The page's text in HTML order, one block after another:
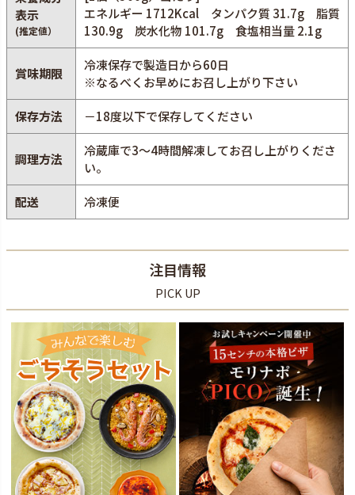
表示
(推定値）
エネルギー 1712Kcal タンパク質 31.7g 脂質
130.9g 炭水化物 101.7g 食塩相当量 2.1g
賞味期限
冷凍保存で製造日から60日
※なるべくお早めにお召し上がり下さい
保存方法 －18度以下で保存してください
調理方法
冷蔵庫で3～4時間解凍してお召し上がりくださ
い。
配送 冷凍便
注目情報
PICK UP